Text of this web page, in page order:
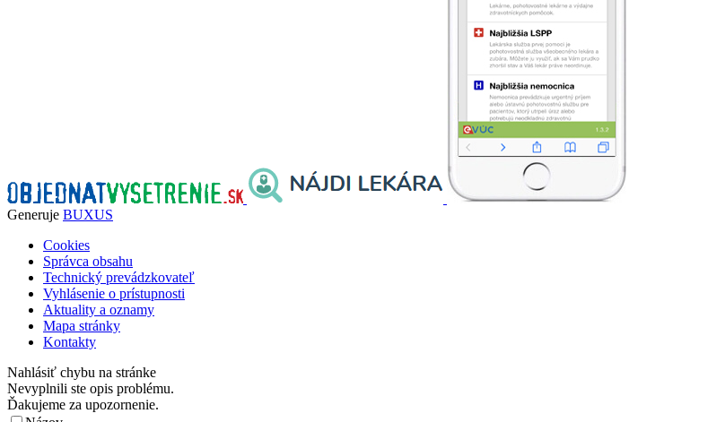
Generuje BUXUS
Cookies
Správca obsahu
Technický prevádzkovateľ
Vyhlásenie o prístupnosti
Aktuality a oznamy
Mapa stránky
Kontakty
Nahlásiť chybu na stránke
Nevyplnili ste opis problému.
Ďakujeme za upozornenie.